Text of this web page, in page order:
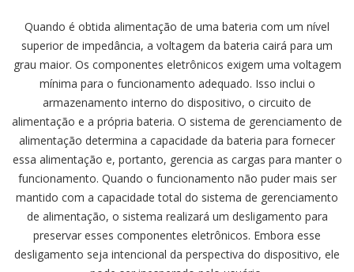
Quando é obtida alimentação de uma bateria com um nível
superior de impedância, a voltagem da bateria cairá para um
grau maior. Os componentes eletrônicos exigem uma voltagem
mínima para o funcionamento adequado. Isso inclui o
armazenamento interno do dispositivo, o circuito de
alimentação e a própria bateria. O sistema de gerenciamento de
alimentação determina a capacidade da bateria para fornecer
essa alimentação e, portanto, gerencia as cargas para manter o
funcionamento. Quando o funcionamento não puder mais ser
mantido com a capacidade total do sistema de gerenciamento
de alimentação, o sistema realizará um desligamento para
preservar esses componentes eletrônicos. Embora esse
desligamento seja intencional da perspectiva do dispositivo, ele